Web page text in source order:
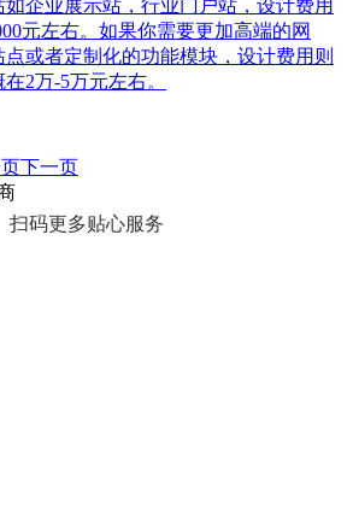
企业展示站，行业门户站，设计费用
元左右。如果你需要更加高端的网
或者定制化的功能模块，设计费用则
2万-5万元左右。
页下一页
扫码更多贴心服务